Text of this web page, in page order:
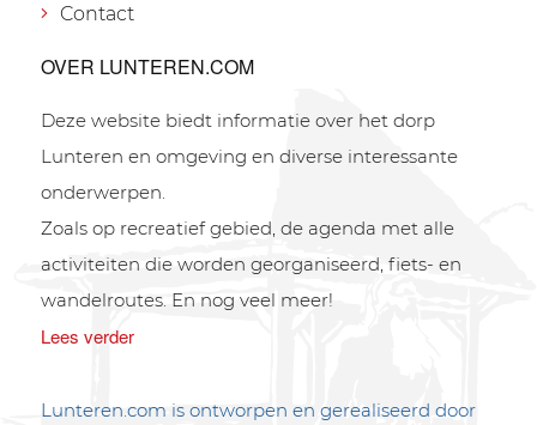
Contact
OVER LUNTEREN.COM
Deze website biedt informatie over het dorp
Lunteren en omgeving en diverse interessante
onderwerpen.
Zoals op recreatief gebied, de agenda met alle
activiteiten die worden georganiseerd, fiets- en
wandelroutes. En nog veel meer!
Lees verder
Lunteren.com is ontworpen en gerealiseerd door